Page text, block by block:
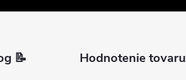
📝 Hodnotenie tovaru